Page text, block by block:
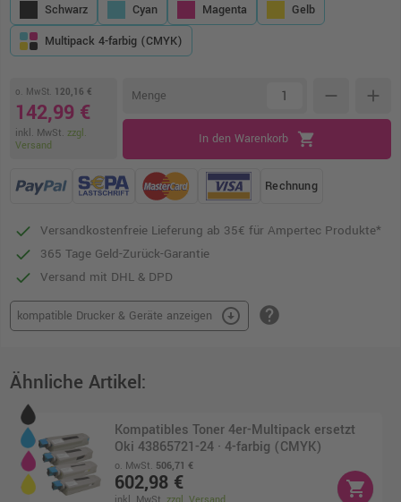
Schwarz Cyan Magenta
Gelb
Multipack 4-farbig (CMYK)
o. MwSt. 120,16 €
142,99 €
inkl. MwSt. zzgl.
Versand
Menge remove add
In den Warenkorb shopping_cart
Rechnung
Versandkostenfreie Lieferung ab 35€ für Ampertec Produkte*
365 Tage Geld-Zurück-Garantie
Versand mit DHL & DPD
kompatible Drucker & Geräte anzeigen arrow_circle_down help
Ähnliche Artikel:
Kompatibles Toner 4er-Multipack ersetzt
Oki 43865721-24 · 4-farbig (CMYK)
o. MwSt. 506,71 €
602,98 € shopping_cart